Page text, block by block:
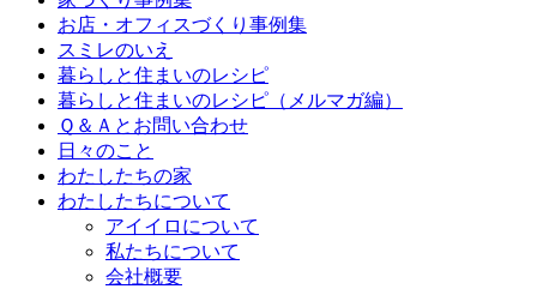
お店・オフィスづくり事例集
スミレのいえ
暮らしと住まいのレシピ
暮らしと住まいのレシピ（メルマガ編）
Ｑ＆Ａとお問い合わせ
日々のこと
わたしたちの家
わたしたちについて
アイイロについて
私たちについて
会社概要